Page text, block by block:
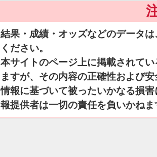
結果・成績・オッズなどのデータ
ください。
本サイトのページ上に掲載されて
ますが、その内容の正確性および
情報に基づいて被ったいかなる損
報提供者は一切の責任を負いかねま